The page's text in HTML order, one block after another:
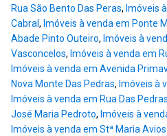
Rua São Bento Das Peras, Imóveis
Cabral, Imóveis à venda em Ponte
Abade Pinto Outeiro, Imóveis à
Vasconcelos, Imóveis à venda em
Imóveis à venda em Avenida
Nova Monte Das Pedras, Imóveis à
Imóveis à venda em Rua Das
José Maria Pedroto, Imóveis à
Imóveis à venda em Stª Maria